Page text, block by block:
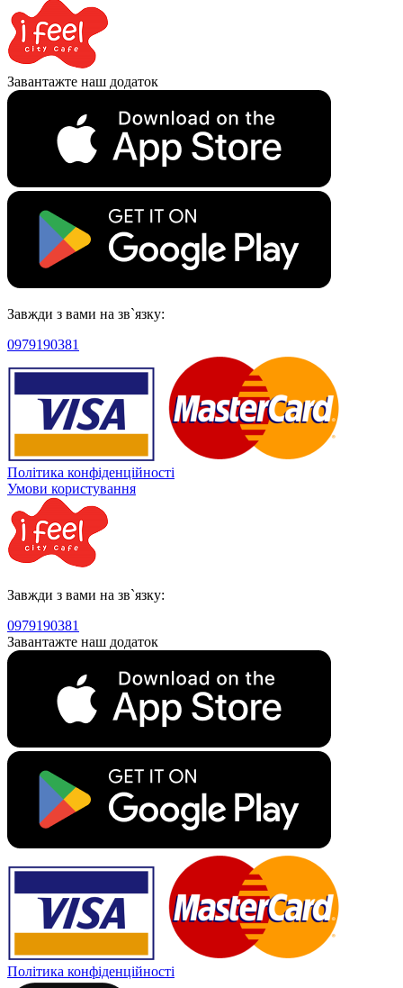
Завантажте наш додаток
Завжди з вами на зв`язку:
0979190381
Політика конфіденційності
Умови користування
Завжди з вами на зв`язку:
0979190381
Завантажте наш додаток
Політика конфіденційності